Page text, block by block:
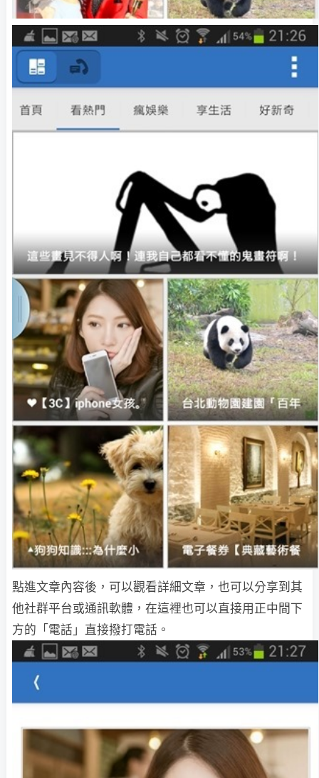
點進文章內容後，可以觀看詳細文章，也可以分享到其
他社群平台或通訊軟體，在這裡也可以直接用正中間下
方的「電話」直接撥打電話。